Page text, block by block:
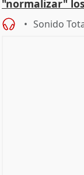
"normalizar"
Sonido